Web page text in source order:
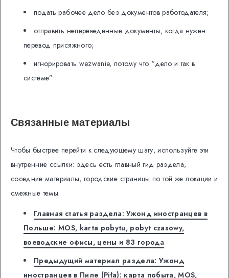
подать рабочее дело без документов работодателя;
отправить непереведенные документы, когда нужен
перевод присяжного;
игнорировать wezwanie, потому что “дело и так в
системе”.
Связанные материалы
Чтобы быстрее перейти к следующему шагу, используйте эти
внутренние ссылки: здесь есть главный гид раздела,
соседние материалы, городские страницы по той же локации и
смежные темы.
Главная статья раздела: Ужонд иностранцев в
Польше: MOS, karta pobytu, pobyt czasowy,
воеводские офисы, цены и 83 города
Предыдущий материал раздела: Ужонд
иностранцев в Пиле (Piła): карта побыта, MOS,